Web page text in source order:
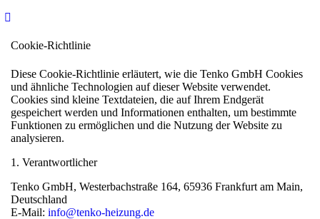
Cookie-Richtlinie
Diese Cookie-Richtlinie erläutert, wie die Tenko GmbH Cookies
und ähnliche Technologien auf dieser Website verwendet.
Cookies sind kleine Textdateien, die auf Ihrem Endgerät
gespeichert werden und Informationen enthalten, um bestimmte
Funktionen zu ermöglichen und die Nutzung der Website zu
analysieren.
1. Verantwortlicher
Tenko GmbH, Westerbachstraße 164, 65936 Frankfurt am Main,
Deutschland
E-Mail: info@tenko-heizung.de